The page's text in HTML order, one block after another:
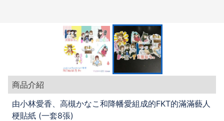
商品介紹
由小林愛香、高槻かなこ和降幡愛組成的FKT的滿滿藝人
梗貼紙 (一套8張)